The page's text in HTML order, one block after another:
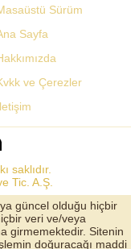
Sürüm
Sayfa
ve Çerezler
saklıdır.
Tic. A.Ş.
güncel olduğu hiçbir
veri ve/veya
girmemektedir. Sitenin
doğuracağı maddi